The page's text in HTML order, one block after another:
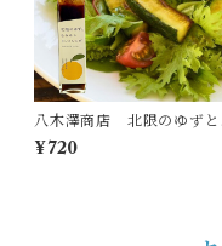
八木澤商店 北限のゆずと
ろみのドレッシング
¥720